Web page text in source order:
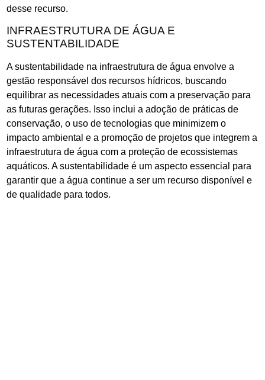
desse recurso.
INFRAESTRUTURA DE ÁGUA E
SUSTENTABILIDADE
A sustentabilidade na infraestrutura de água envolve a
gestão responsável dos recursos hídricos, buscando
equilibrar as necessidades atuais com a preservação para
as futuras gerações. Isso inclui a adoção de práticas de
conservação, o uso de tecnologias que minimizem o
impacto ambiental e a promoção de projetos que integrem a
infraestrutura de água com a proteção de ecossistemas
aquáticos. A sustentabilidade é um aspecto essencial para
garantir que a água continue a ser um recurso disponível e
de qualidade para todos.